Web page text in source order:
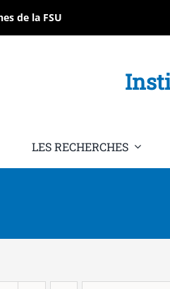
de la FSU
LES RECHERCHES